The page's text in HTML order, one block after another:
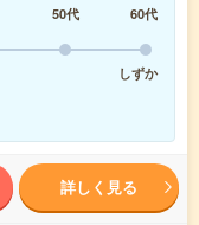
50代
60代
しずか
詳しく見る